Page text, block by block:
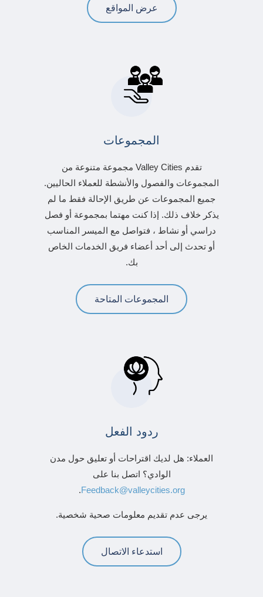
عرض المواقع
المجموعات
تقدم Valley Cities مجموعة متنوعة من
المجموعات والفصول والأنشطة للعملاء الحاليين.
جميع المجموعات عن طريق الإحالة فقط ما لم
يذكر خلاف ذلك. إذا كنت مهتما بمجموعة أو فصل
دراسي أو نشاط ، فتواصل مع الميسر المناسب
أو تحدث إلى أحد أعضاء فريق الخدمات الخاص
بك.
المجموعات المتاحة
ردود الفعل
العملاء: هل لديك اقتراحات أو تعليق حول مدن
الوادي؟ اتصل بنا على
Feedback@valleycities.org
.
يرجى عدم تقديم معلومات صحية شخصية.
استدعاء الاتصال